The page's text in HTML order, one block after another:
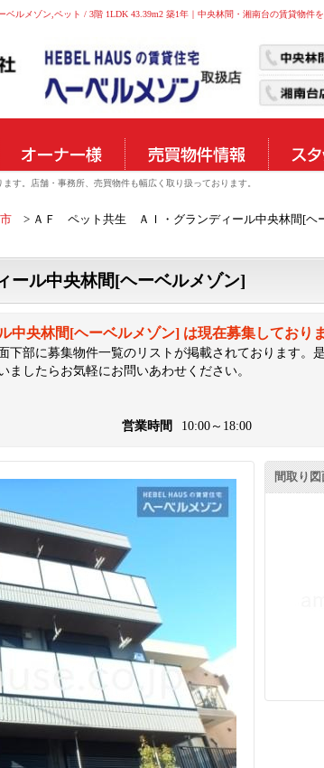
す。店舗・事務所、売買物件も幅広く取り扱っております。
ＡＦ ペット共生 ＡＩ・グランディール中央林間[ヘ
ル中央林間[ヘーベルメゾン]
央林間[ヘーベルメゾン] は現在募集しており
下部に募集物件一覧のリストが掲載されております。
したらお気軽にお問いあわせください。
営業時間 10:00～18:00
間取り図